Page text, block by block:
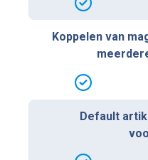
Koppelen van
Default